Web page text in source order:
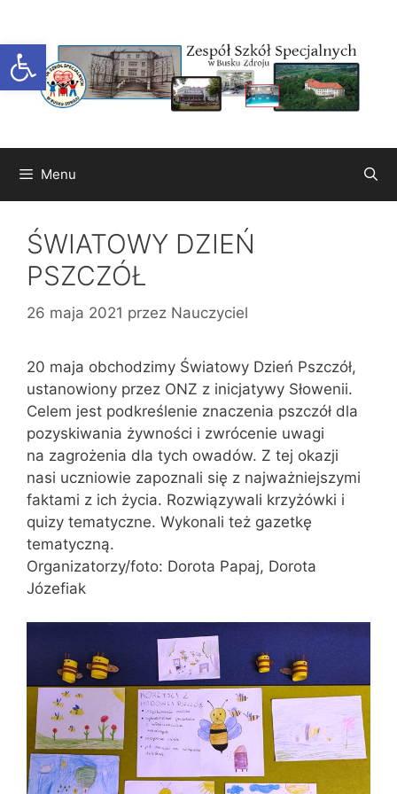
Otwórz pasek narzędzi
treści
Menu
ŚWIATOWY DZIEŃ
PSZCZÓŁ
26 maja 2021 przez Nauczyciel
20 maja obchodzimy Światowy Dzień Pszczół,
ustanowiony przez ONZ z inicjatywy Słowenii.
Celem jest podkreślenie znaczenia pszczół dla
pozyskiwania żywności i zwrócenie uwagi
na zagrożenia dla tych owadów. Z tej okazji
nasi uczniowie zapoznali się z najważniejszymi
faktami z ich życia. Rozwiązywali krzyżówki i
quizy tematyczne. Wykonali też gazetkę
tematyczną.
Organizatorzy/foto: Dorota Papaj, Dorota
Józefiak